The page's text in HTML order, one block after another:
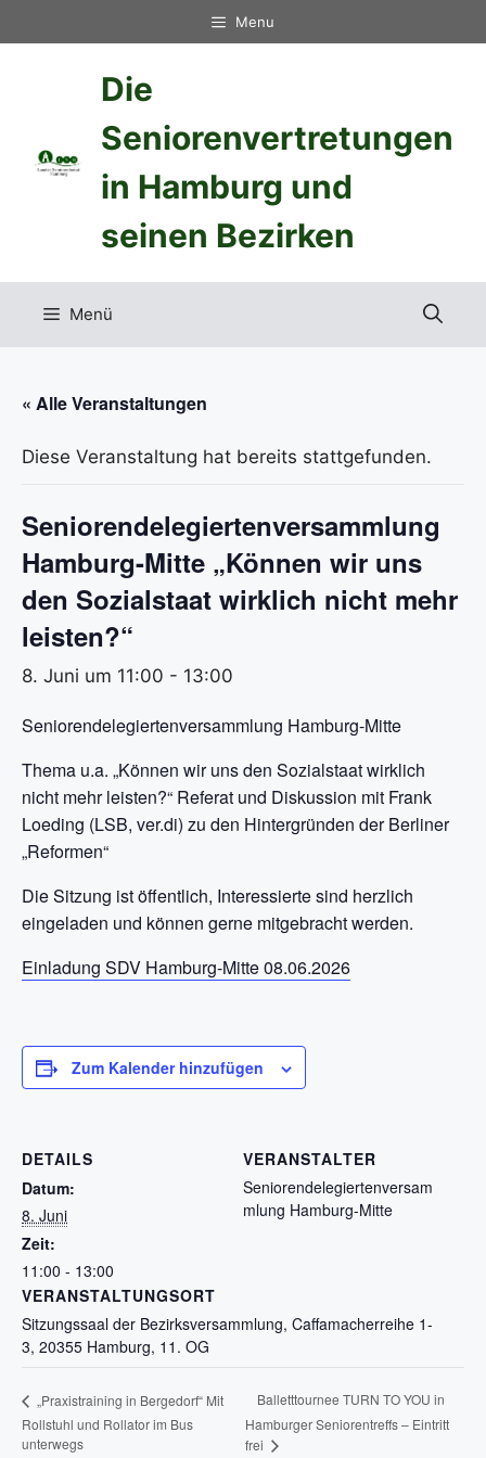
Inhalt
Menu
Die
Seniorenvertretungen
in Hamburg und
seinen Bezirken
Menü
« Alle Veranstaltungen
Diese Veranstaltung hat bereits stattgefunden.
Seniorendelegiertenversammlung
Hamburg-Mitte „Können wir uns
den Sozialstaat wirklich nicht mehr
leisten?“
8. Juni um 11:00 - 13:00
Seniorendelegiertenversammlung Hamburg-Mitte
Thema u.a. „Können wir uns den Sozialstaat wirklich
nicht mehr leisten?“ Referat und Diskussion mit Frank
Loeding (LSB, ver.di) zu den Hintergründen der Berliner
„Reformen“
Die Sitzung ist öffentlich, Interessierte sind herzlich
eingeladen und können gerne mitgebracht werden.
Einladung SDV Hamburg-Mitte 08.06.2026
Zum Kalender hinzufügen
DETAILS
Datum:
8. Juni
Zeit:
11:00 - 13:00
VERANSTALTUNGSORT
Sitzungssaal der Bezirksversammlung, Caffamacherreihe 1-
3, 20355 Hamburg, 11. OG
VERANSTALTER
Seniorendelegiertenversam
mlung Hamburg-Mitte
„Praxistraining in Bergedorf“ Mit
Rollstuhl und Rollator im Bus
unterwegs
Balletttournee TURN TO YOU in
Hamburger Seniorentreffs – Eintritt
frei